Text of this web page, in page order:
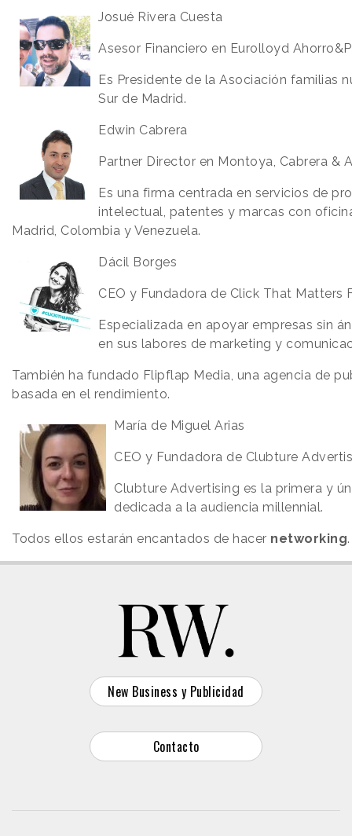
Josué Rivera Cuesta
Asesor Financiero en Eurolloyd
Es Presidente de la Asociación familias
Sur de Madrid.
Edwin Cabrera
Partner Director en Montoya, Cabrera &
Es una firma centrada en servicios de
intelectual, patentes y marcas con
Madrid, Colombia y Venezuela.
Dácil Borges
CEO y Fundadora de Click That Matters
Especializada en apoyar empresas sin
en sus labores de marketing y
También ha fundado Flipflap Media, una agencia de
basada en el rendimiento.
María de Miguel Arias
CEO y Fundadora de Clubture
Clubture Advertising es la primera y
dedicada a la audiencia millennial.
Todos ellos estarán encantados de hacer networking.
New Business y Publicidad
Contacto